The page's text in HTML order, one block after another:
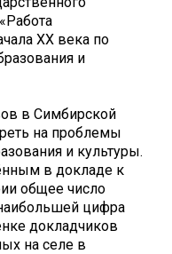
XX века по
и
в Симбирской
на проблемы
и культуры.
в докладе к
общее число
цифра
докладчиков
на селе в